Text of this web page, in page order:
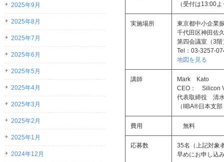
（受付は13:00
実施場所
東京都中小企業
千代田区神田佐
第四会議室（3階
Tel：03-3257-
地図を見る
講師
Mark Kato
CEO： Silicon
代表取締役 清
（IIBA®日本支
費用 無料
応募数
35名（上記対象
早めにお申し込
2025年9月
2025年8月
2025年7月
2025年6月
2025年5月
2025年4月
2025年3月
2025年2月
2025年1月
2024年12月